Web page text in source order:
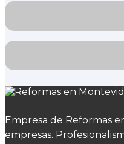
Empresa de Reformas
empresas.